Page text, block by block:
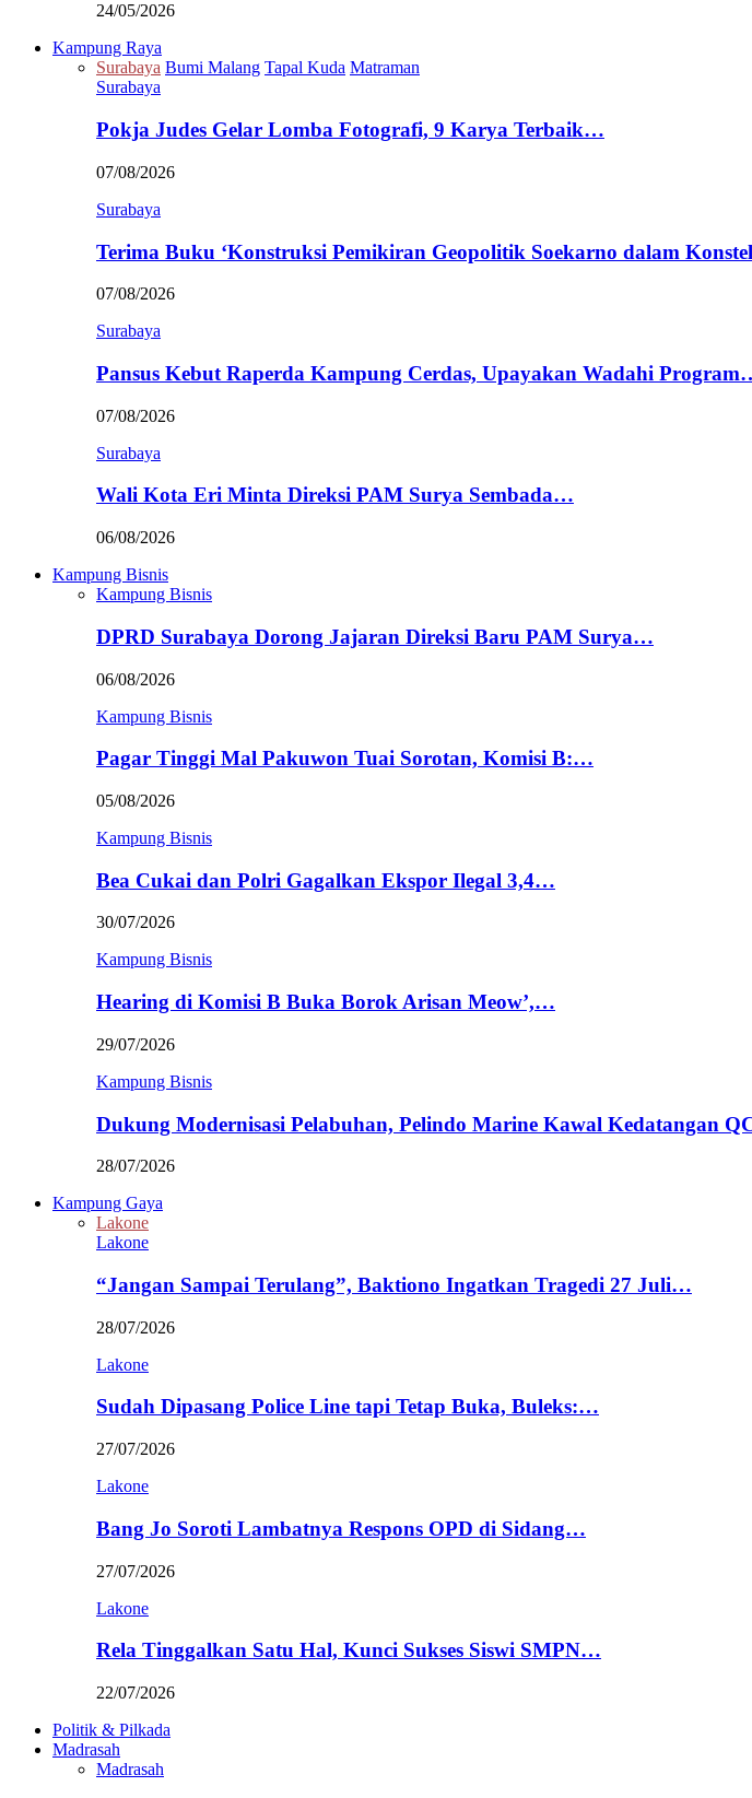
24/05/2026
Kampung Raya
Surabaya Bumi Malang Tapal Kuda Matraman
Surabaya
Pokja Judes Gelar Lomba Fotografi, 9 Karya Terbaik…
07/08/2026
Surabaya
Terima Buku ‘Konstruksi Pemikiran Geopolitik Soekarno dalam
07/08/2026
Surabaya
Pansus Kebut Raperda Kampung Cerdas, Upayakan Wadahi
07/08/2026
Surabaya
Wali Kota Eri Minta Direksi PAM Surya Sembada…
06/08/2026
Kampung Bisnis
Kampung Bisnis
DPRD Surabaya Dorong Jajaran Direksi Baru PAM Surya…
06/08/2026
Kampung Bisnis
Pagar Tinggi Mal Pakuwon Tuai Sorotan, Komisi B:…
05/08/2026
Kampung Bisnis
Bea Cukai dan Polri Gagalkan Ekspor Ilegal 3,4…
30/07/2026
Kampung Bisnis
Hearing di Komisi B Buka Borok Arisan Meow’,…
29/07/2026
Kampung Bisnis
Dukung Modernisasi Pelabuhan, Pelindo Marine Kawal Kedatangan
28/07/2026
Kampung Gaya
Lakone
Lakone
“Jangan Sampai Terulang”, Baktiono Ingatkan Tragedi 27 Juli…
28/07/2026
Lakone
Sudah Dipasang Police Line tapi Tetap Buka, Buleks:…
27/07/2026
Lakone
Bang Jo Soroti Lambatnya Respons OPD di Sidang…
27/07/2026
Lakone
Rela Tinggalkan Satu Hal, Kunci Sukses Siswi SMPN…
22/07/2026
Politik & Pilkada
Madrasah
Madrasah